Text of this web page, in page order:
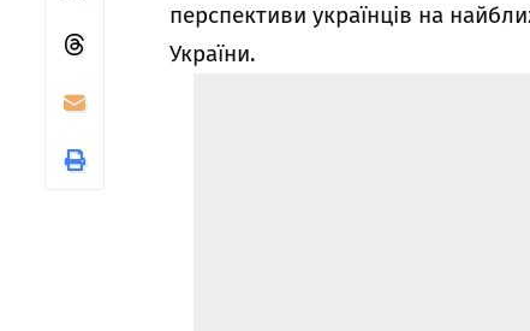
перспективи українців на
України.